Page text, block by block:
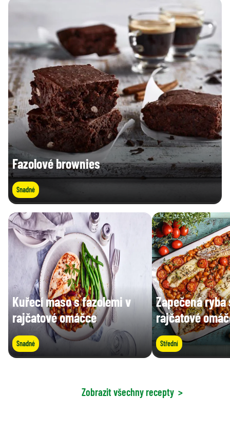
Fazolové brownies
Snadné
Kuřecí maso s fazolemi v
rajčatové omáčce
Snadné
Zapečená
rajčatové
Střední
Zobrazit všechny recepty >